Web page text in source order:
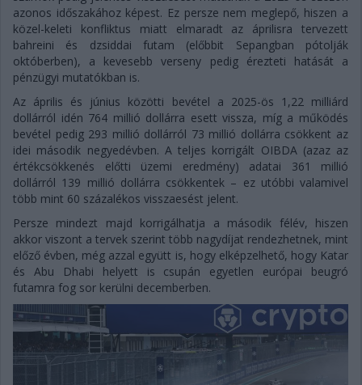
azonos időszakához képest. Ez persze nem meglepő, hiszen a
közel-keleti konfliktus miatt elmaradt az áprilisra tervezett
bahreini és dzsiddai futam (előbbit Sepangban pótolják
októberben), a kevesebb verseny pedig érezteti hatását a
pénzügyi mutatókban is.
Az április és június közötti bevétel a 2025-ös 1,22 milliárd
dollárról idén 764 millió dollárra esett vissza, míg a működés
bevétel pedig 293 millió dollárról 73 millió dollárra csökkent az
idei második negyedévben. A teljes korrigált OIBDA (azaz az
értékcsökkenés előtti üzemi eredmény) adatai 361 millió
dollárról 139 millió dollárra csökkentek – ez utóbbi valamivel
több mint 60 százalékos visszaesést jelent.
Persze mindezt majd korrigálhatja a második félév, hiszen
akkor viszont a tervek szerint több nagydíjat rendezhetnek, mint
előző évben, még azzal együtt is, hogy elképzelhető, hogy Katar
és Abu Dhabi helyett is csupán egyetlen európai beugró
futamra fog sor kerülni decemberben.